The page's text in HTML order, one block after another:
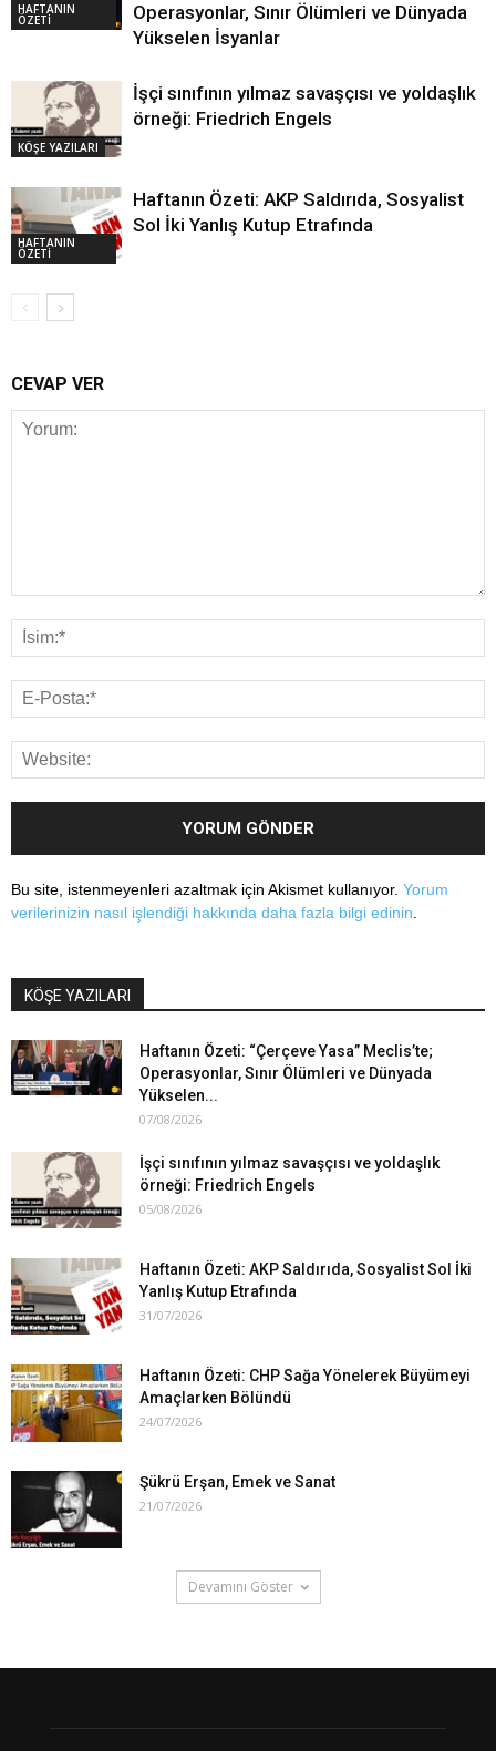
HAFTANIN
ÖZETİ
Operasyonlar, Sınır Ölümleri ve Dünyada
Yükselen İsyanlar
KÖŞE YAZILARI
İşçi sınıfının yılmaz savaşçısı ve yoldaşlık
örneği: Friedrich Engels
HAFTANIN
ÖZETİ
Haftanın Özeti: AKP Saldırıda, Sosyalist
Sol İki Yanlış Kutup Etrafında
CEVAP VER
Bu site, istenmeyenleri azaltmak için Akismet kullanıyor. Yorum
verilerinizin nasıl işlendiği hakkında daha fazla bilgi edinin
KÖŞE YAZILARI
Haftanın Özeti: “Çerçeve Yasa” Meclis’te;
Operasyonlar, Sınır Ölümleri ve Dünyada
Yükselen...
07/08/2026
İşçi sınıfının yılmaz savaşçısı ve yoldaşlık
örneği: Friedrich Engels
05/08/2026
Haftanın Özeti: AKP Saldırıda, Sosyalist Sol İki
Yanlış Kutup Etrafında
31/07/2026
Haftanın Özeti: CHP Sağa Yönelerek Büyümeyi
Amaçlarken Bölündü
24/07/2026
Şükrü Erşan, Emek ve Sanat
21/07/2026
Devamını Göster